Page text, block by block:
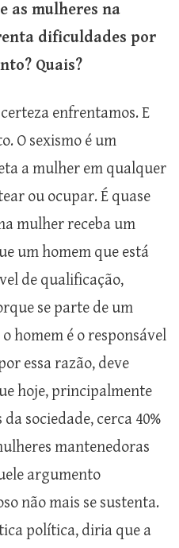
as mulheres na
dificuldades por
Quais?
enfrentamos. E
O sexismo é um
a mulher em qualquer
ou ocupar. É quase
mulher receba um
um homem que está
de qualificação,
se parte de um
homem é o responsável
essa razão, deve
hoje, principalmente
sociedade, cerca 40%
mantenedoras
argumento
não mais se sustenta.
política, diria que a